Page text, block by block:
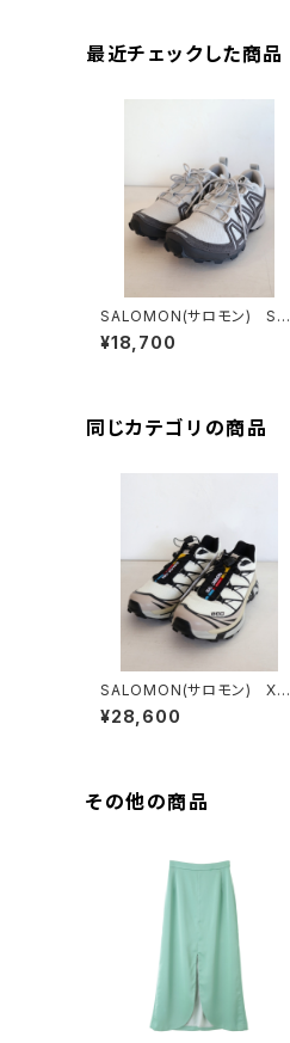
最近チェックした商品
SALOMON(サロモン) SPE
EDCROSS 3 EXPANSE L
unarRock/Castlerock/Ft
¥18,700
同じカテゴリの商品
SALOMON(サロモン) XTｰ
6 VanilaIce/Black/Silver
Cloud
¥28,600
その他の商品